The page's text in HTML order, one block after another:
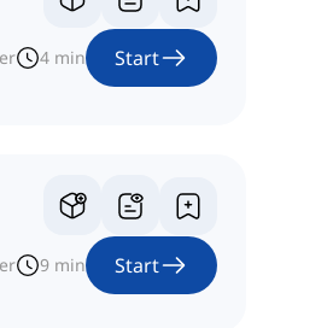
4 min Start
9 min Start